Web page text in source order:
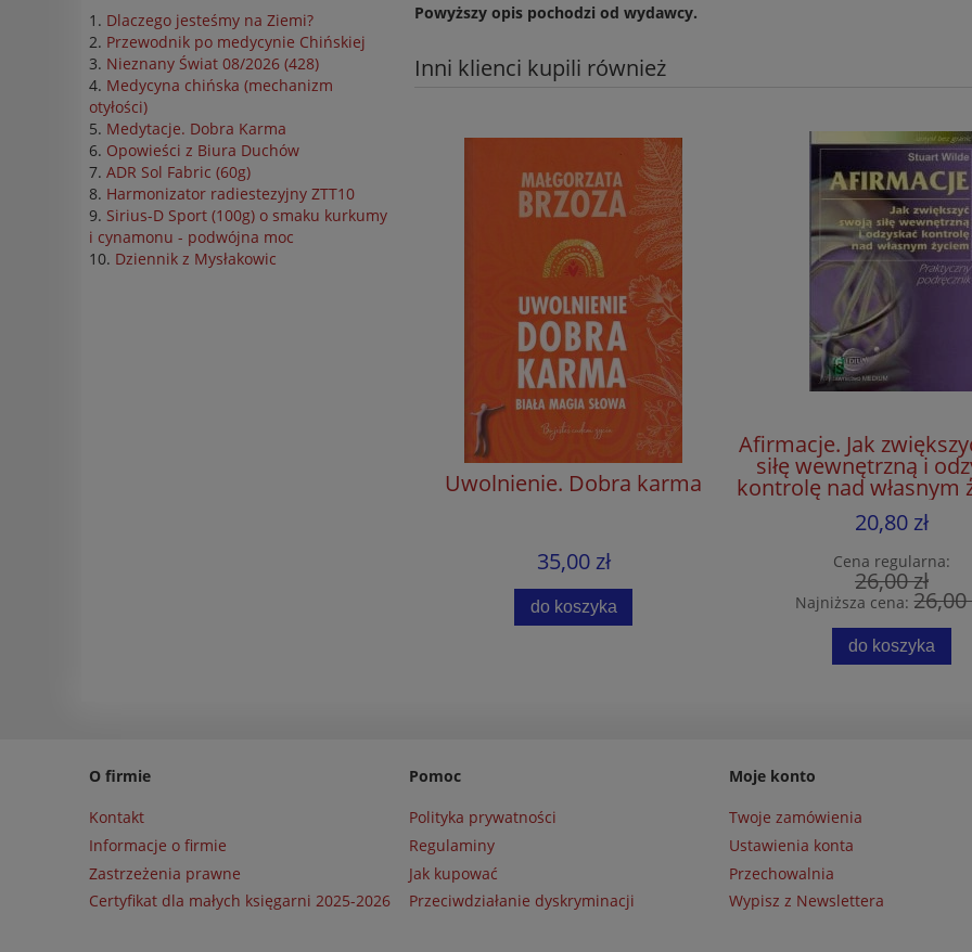
Dlaczego jesteśmy na Ziemi?
Przewodnik po medycynie Chińskiej
Nieznany Świat 08/2026 (428)
Medycyna chińska (mechanizm
otyłości)
Medytacje. Dobra Karma
Opowieści z Biura Duchów
ADR Sol Fabric (60g)
Harmonizator radiestezyjny ZTT10
Sirius-D Sport (100g) o smaku kurkumy
i cynamonu - podwójna moc
Dziennik z Mysłakowic
Powyższy opis pochodzi od wydawcy.
Inni klienci kupili również
Uwolnienie. Dobra karma
35,00 zł
do koszyka
Afirmacje. Jak
siłę wewnętrzną i
kontrolę nad własnym
Praktyczny20,80 zł
Cena regularna:
26,00 zł
Najniższa cena:26,00
do koszyka
O firmie
Kontakt
Informacje o firmie
Zastrzeżenia prawne
Certyfikat dla małych księgarni 2025-2026
Pomoc
Polityka prywatności
Regulaminy
Jak kupować
Przeciwdziałanie dyskryminacji
Moje konto
Twoje zamówienia
Ustawienia konta
Przechowalnia
Wypisz z Newslettera